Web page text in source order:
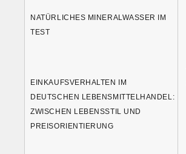
NATÜRLICHES MINERALWASSER IM
TEST
EINKAUFSVERHALTEN IM
DEUTSCHEN LEBENSMITTELHANDEL:
ZWISCHEN LEBENSSTIL UND
PREISORIENTIERUNG